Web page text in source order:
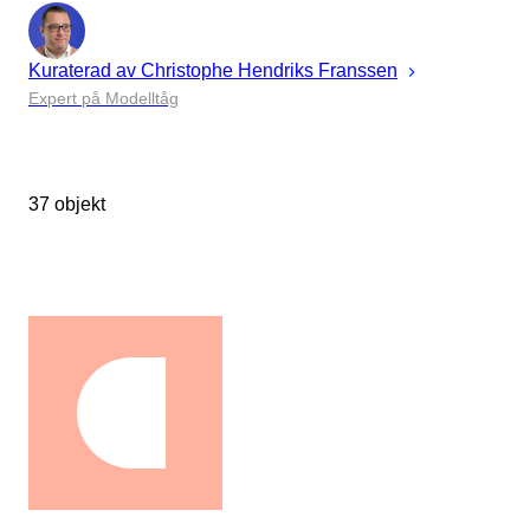
Kuraterad av Christophe Hendriks Franssen
Expert på Modelltåg
37 objekt